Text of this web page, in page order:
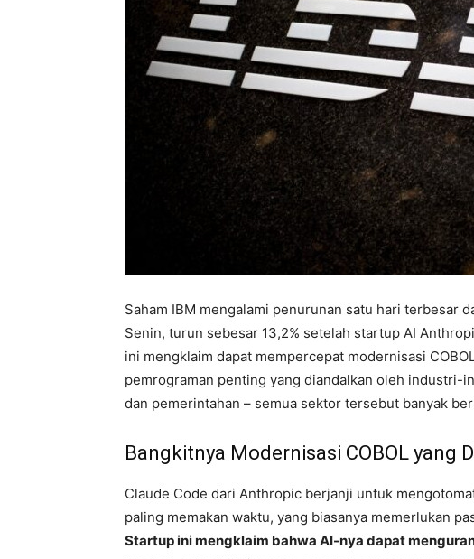
Saham IBM mengalami penurunan satu hari terbesar
Senin, turun sebesar 13,2% setelah startup AI
ini mengklaim dapat mempercepat modernisasi
pemrograman penting yang diandalkan oleh industri-
dan pemerintahan – semua sektor tersebut banyak
Bangkitnya Modernisasi COBOL yang
Claude Code dari Anthropic berjanji untuk
paling memakan waktu, yang biasanya memerlukan
Startup ini mengklaim bahwa AI-nya dapat